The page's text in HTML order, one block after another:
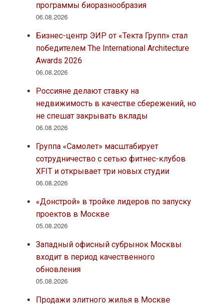
программы биоразнообразия
06.08.2026
Бизнес-центр ЭИР от «Текта Групп» стал
победителем The International Architecture
Awards 2026
06.08.2026
Россияне делают ставку на
недвижимость в качестве сбережений, но
не спешат закрывать вклады
06.08.2026
Группа «Самолет» масштабирует
сотрудничество с сетью фитнес-клубов
XFIT и открывает три новых студии
06.08.2026
«Донстрой» в тройке лидеров по запуску
проектов в Москве
05.08.2026
Западный офисный субрынок Москвы
входит в период качественного
обновления
05.08.2026
Продажи элитного жилья в Москве